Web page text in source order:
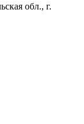
обл., г.